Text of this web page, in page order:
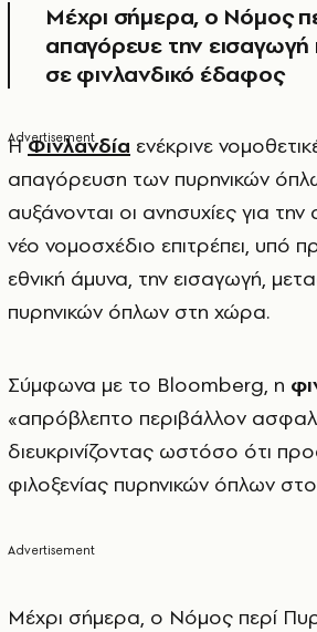
Μέχρι σήμερα, ο Νόμος
απαγόρευε την
σε φινλανδικό έδαφος
ΗΦινλανδία ενέκρινε
απαγόρευση των πυρηνικών
αυξάνονται οι ανησυχίες για
νέο νομοσχέδιο επιτρέπει, υπό
εθνική άμυνα, την εισαγωγή,
πυρηνικών όπλων στη χώρα.
Σύμφωνα με το Bloomberg, η
«απρόβλεπτο περιβάλλον
διευκρινίζοντας ωστόσο ότι
φιλοξενίας πυρηνικών όπλων
Μέχρι σήμερα, ο Νόμος περί